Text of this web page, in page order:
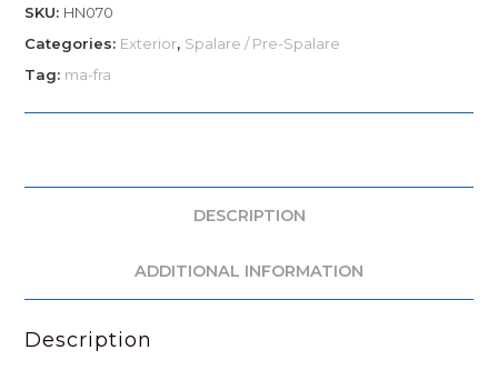
SKU: HN070
Categories: Exterior, Spalare / Pre-Spalare
Tag: ma-fra
DESCRIPTION
ADDITIONAL INFORMATION
Description